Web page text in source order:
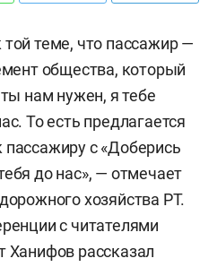
теме, что пассажир —
общества, который
нам нужен, я тебе
То есть предлагается
с «Доберись
до нас», — отмечает
хозяйства РТ.
с читателями
Ханифов рассказал